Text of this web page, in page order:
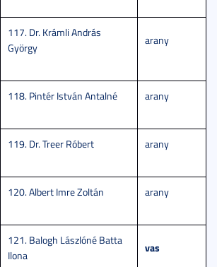
117. Dr. Krámli András
György
arany
118. Pintér István Antalné arany
119. Dr. Treer Róbert arany
120. Albert Imre Zoltán arany
121. Balogh Lászlóné Batta
Ilona
vas